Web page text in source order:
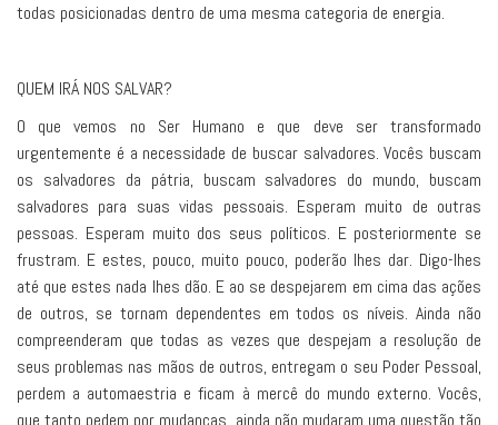
todas posicionadas dentro de uma mesma categoria de energia.
QUEM IRÁ NOS SALVAR?
O que vemos no Ser Humano e que deve ser transformado
urgentemente é a necessidade de buscar salvadores. Vocês buscam
os salvadores da pátria, buscam salvadores do mundo, buscam
salvadores para suas vidas pessoais. Esperam muito de outras
pessoas. Esperam muito dos seus políticos. E posteriormente se
frustram. E estes, pouco, muito pouco, poderão lhes dar. Digo-lhes
até que estes nada lhes dão. E ao se despejarem em cima das ações
de outros, se tornam dependentes em todos os níveis. Ainda não
compreenderam que todas as vezes que despejam a resolução de
seus problemas nas mãos de outros, entregam o seu Poder Pessoal,
perdem a automaestria e ficam à mercê do mundo externo. Vocês,
que tanto pedem por mudanças, ainda não mudaram uma questão tão